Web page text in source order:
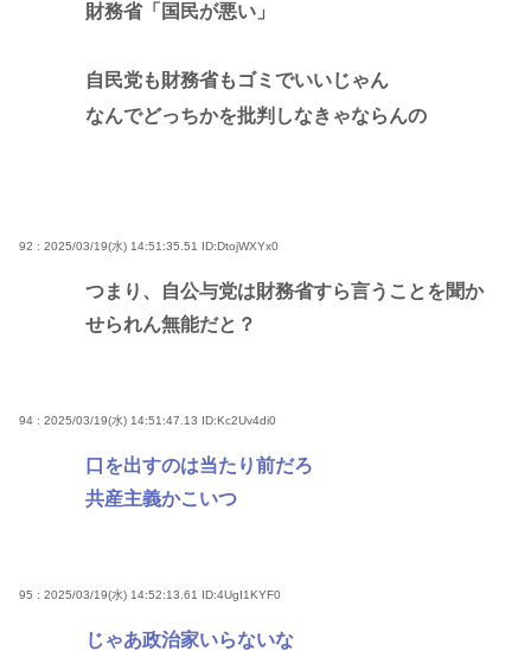
財務省「国民が悪い」
自民党も財務省もゴミでいいじゃん
なんでどっちかを批判しなきゃならんの
92 : 2025/03/19(水) 14:51:35.51 ID:DtojWXYx0
つまり、自公与党は財務省すら言うことを聞か
せられん無能だと？
94 : 2025/03/19(水) 14:51:47.13 ID:Kc2Uv4di0
口を出すのは当たり前だろ
共産主義かこいつ
95 : 2025/03/19(水) 14:52:13.61 ID:4UgI1KYF0
じゃあ政治家いらないな